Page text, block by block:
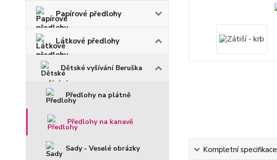
Papírové předlohy
Látkové předlohy
Dětské vyšívání Beruška
Předlohy na plátně
Předlohy na kanavě
Sady - Veselé obrázky Kompletní specifikace